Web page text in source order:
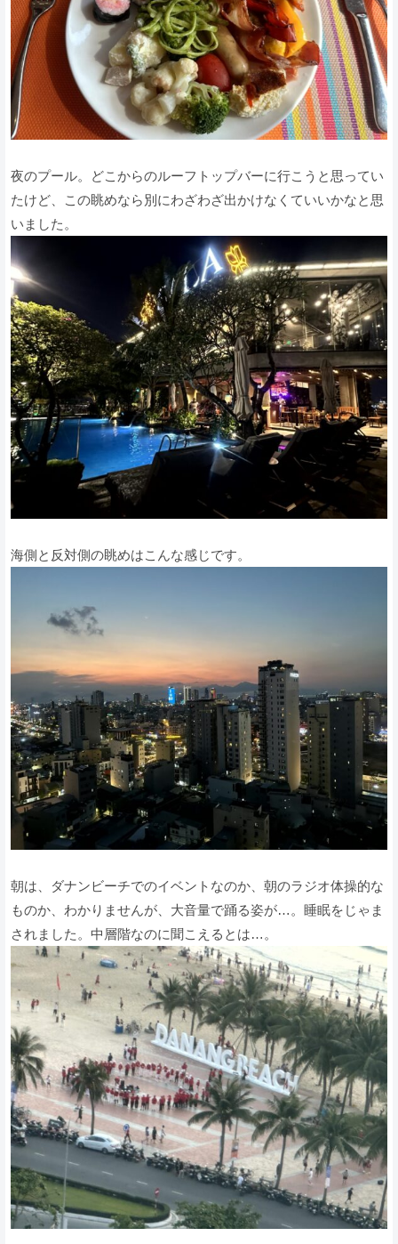
夜のプール。どこからのルーフトップバーに行こうと思ってい
たけど、この眺めなら別にわざわざ出かけなくていいかなと思
いました。
海側と反対側の眺めはこんな感じです。
朝は、ダナンビーチでのイベントなのか、朝のラジオ体操的な
ものか、わかりませんが、大音量で踊る姿が…。睡眠をじゃま
されました。中層階なのに聞こえるとは…。